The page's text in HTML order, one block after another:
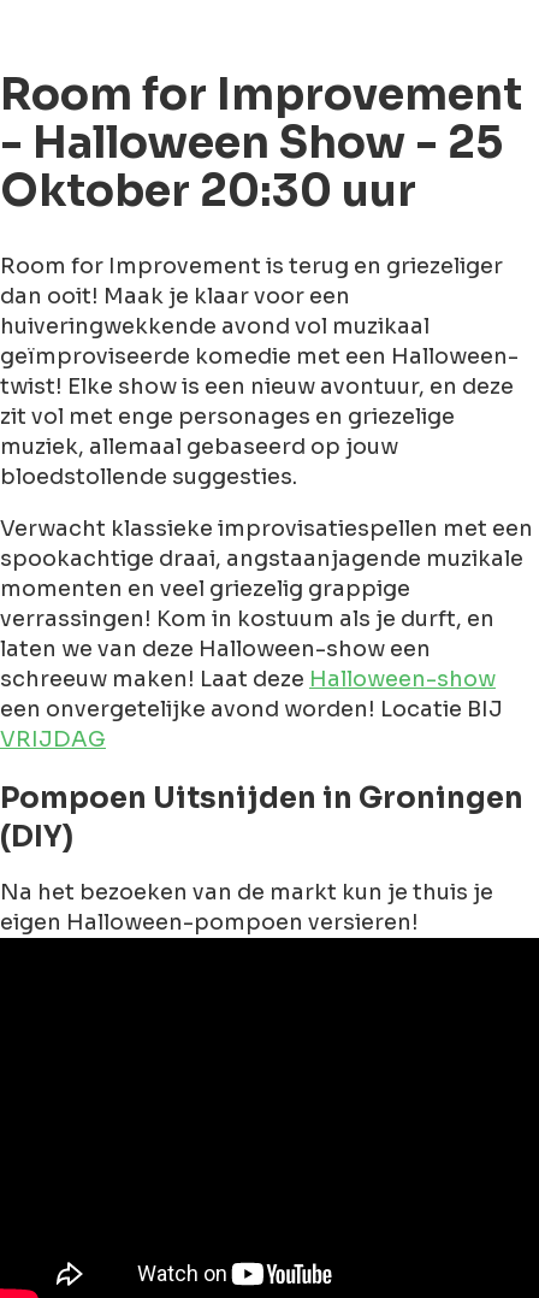
Room for Improvement
- Halloween Show - 25
Oktober 20:30 uur
Room for Improvement is terug en griezeliger
dan ooit! Maak je klaar voor een
huiveringwekkende avond vol muzikaal
geïmproviseerde komedie met een Halloween-
twist! Elke show is een nieuw avontuur, en deze
zit vol met enge personages en griezelige
muziek, allemaal gebaseerd op jouw
bloedstollende suggesties.
Verwacht klassieke improvisatiespellen met een
spookachtige draai, angstaanjagende muzikale
momenten en veel griezelig grappige
verrassingen! Kom in kostuum als je durft, en
laten we van deze Halloween-show een
schreeuw maken! Laat deze Halloween-show
een onvergetelijke avond worden! Locatie BIJ
VRIJDAG
Pompoen Uitsnijden in Groningen
(DIY)
Na het bezoeken van de markt kun je thuis je
eigen Halloween-pompoen versieren!